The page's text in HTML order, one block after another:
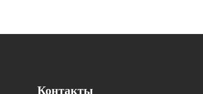
Контакты